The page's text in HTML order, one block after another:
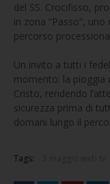
del SS. Crocifisso,
in zona “Passo”,
percorso
Un invito a tutti i
momento: la pioggia
Cristo, rendendo
sicurezza prima di
domani lungo il
Tags: